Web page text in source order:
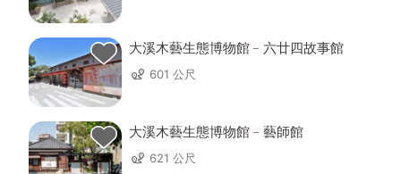
大溪木藝生態博物館﹣六廿四故事館
601 公尺
大溪木藝生態博物館﹣藝師館
621 公尺